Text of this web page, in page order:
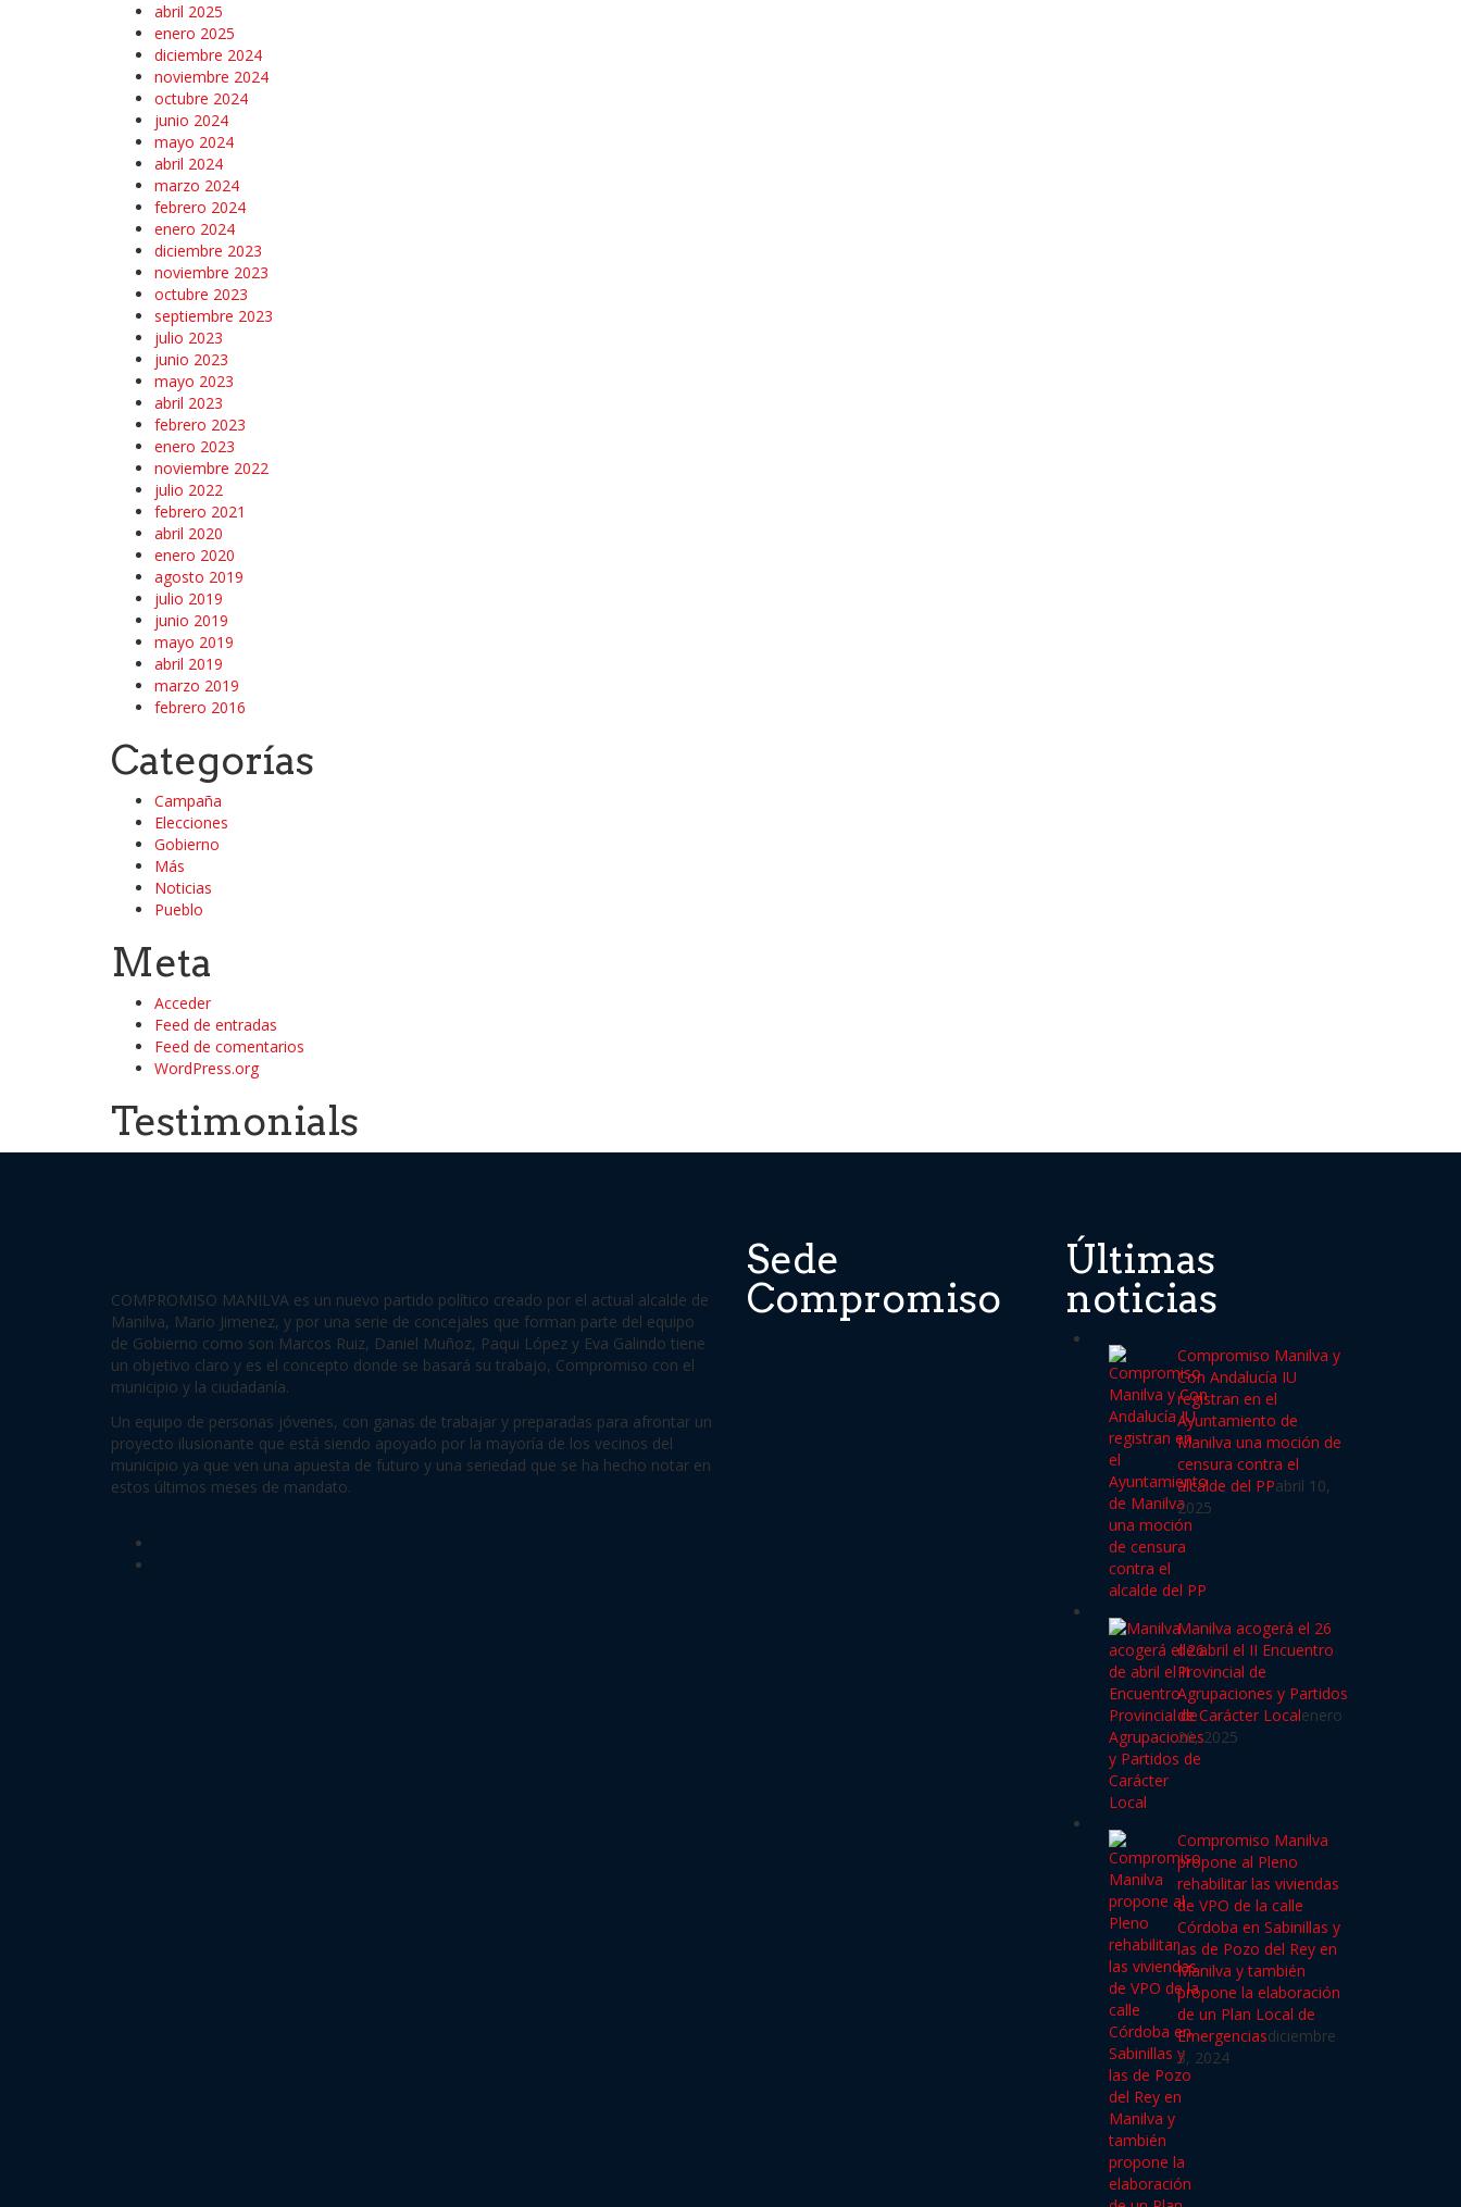
abril 2025
enero 2025
diciembre 2024
noviembre 2024
octubre 2024
junio 2024
mayo 2024
abril 2024
marzo 2024
febrero 2024
enero 2024
diciembre 2023
noviembre 2023
octubre 2023
septiembre 2023
julio 2023
junio 2023
mayo 2023
abril 2023
febrero 2023
enero 2023
noviembre 2022
julio 2022
febrero 2021
abril 2020
enero 2020
agosto 2019
julio 2019
junio 2019
mayo 2019
abril 2019
marzo 2019
febrero 2016
Categorías
Campaña
Elecciones
Gobierno
Más
Noticias
Pueblo
Meta
Acceder
Feed de entradas
Feed de comentarios
WordPress.org
Testimonials
COMPROMISO MANILVA es un nuevo partido político creado por el actual alcalde de
Manilva, Mario Jimenez, y por una serie de concejales que forman parte del equipo
de Gobierno como son Marcos Ruiz, Daniel Muñoz, Paqui López y Eva Galindo tiene
un objetivo claro y es el concepto donde se basará su trabajo, Compromiso con el
municipio y la ciudadanía.
Un equipo de personas jóvenes, con ganas de trabajar y preparadas para afrontar un
proyecto ilusionante que está siendo apoyado por la mayoría de los vecinos del
municipio ya que ven una apuesta de futuro y una seriedad que se ha hecho notar en
estos últimos meses de mandato.
Sede
Compromiso
Últimas
noticias
Compromiso Manilva y
Con Andalucía IU
registran en el
Ayuntamiento de
Manilva una moción de
censura contra el
alcalde del PPabril 10,
2025
Manilva acogerá el 26
de abril el II Encuentro
Provincial de
Agrupaciones y Partidos
de Carácter Localenero
26, 2025
Compromiso Manilva
propone al Pleno
rehabilitar las viviendas
de VPO de la calle
Córdoba en Sabinillas y
las de Pozo del Rey en
Manilva y también
propone la elaboración
de un Plan Local de
Emergenciasdiciembre
3, 2024